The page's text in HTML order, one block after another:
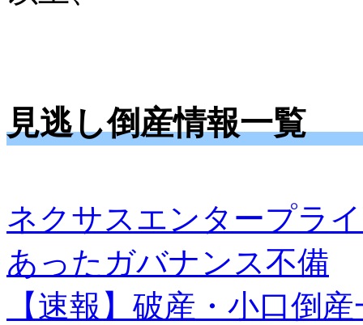
見逃し倒産情報一覧
ネクサスエンタープラ
あったガバナンス不備
【速報】破産・小口倒